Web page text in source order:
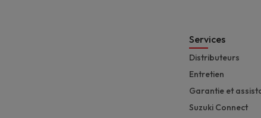
Services
Distributeurs
Entretien
Garantie et
Suzuki Connect